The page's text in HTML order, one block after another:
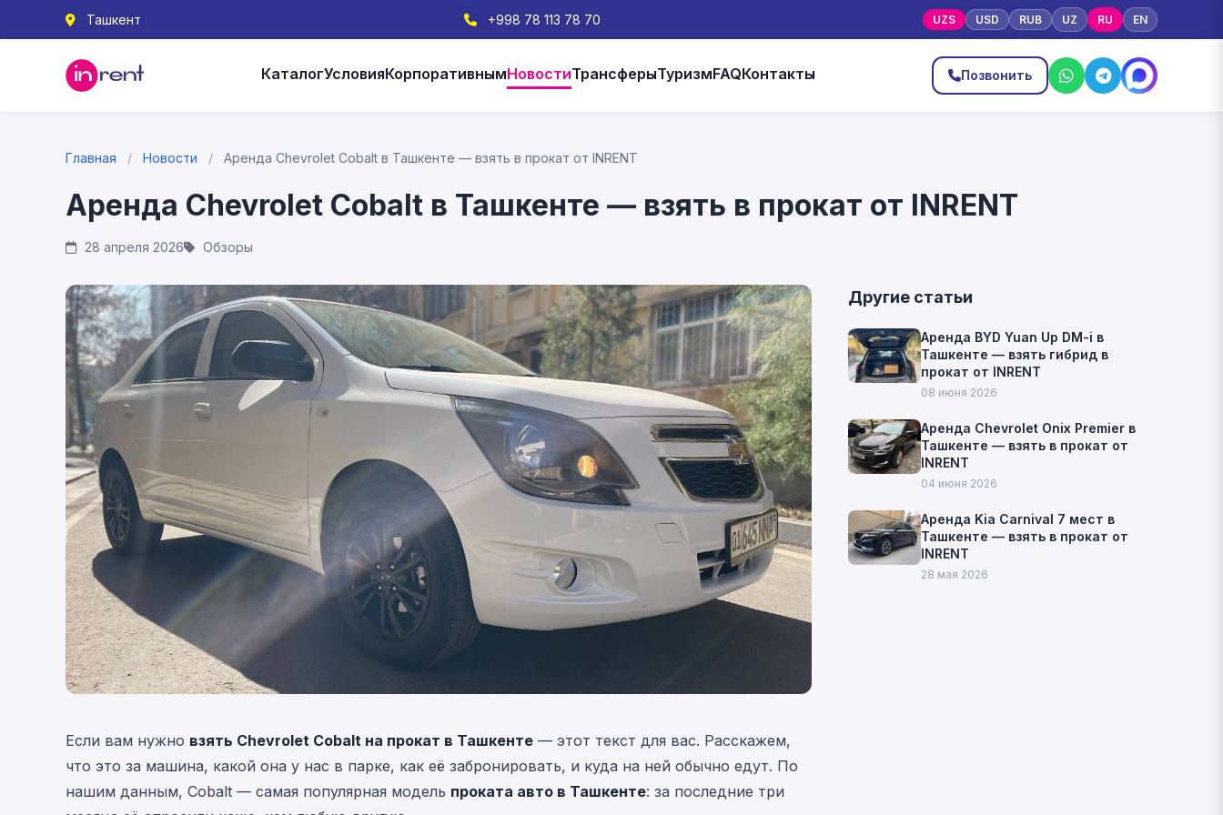
Ташкент +998 78 113 78 70 UZS USD RUB UZ RU EN
КаталогУсловияКорпоративнымНовостиТрансферыТуризмFAQКонтакты Позвонить
Главная / Новости / Аренда Chevrolet Cobalt в Ташкенте — взять в прокат от INRENT
Аренда Chevrolet Cobalt в Ташкенте — взять в прокат от INRENT
28 апреля 2026 Обзоры
Если вам нужно взять Chevrolet Cobalt на прокат в Ташкенте — этот текст для вас. Расскажем,
что это за машина, какой она у нас в парке, как её забронировать, и куда на ней обычно едут. По
нашим данным, Cobalt — самая популярная модель проката авто в Ташкенте: за последние три
Другие статьи
Аренда BYD Yuan Up DM-i в
Ташкенте — взять гибрид в
прокат от INRENT
08 июня 2026
Аренда Chevrolet Onix Premier в
Ташкенте — взять в прокат от
INRENT
04 июня 2026
Аренда Kia Carnival 7 мест в
Ташкенте — взять в прокат от
INRENT
28 мая 2026